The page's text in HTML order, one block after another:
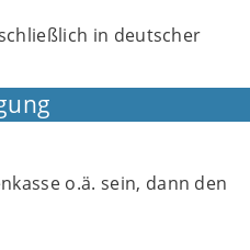
in deutscher
o.ä. sein, dann den